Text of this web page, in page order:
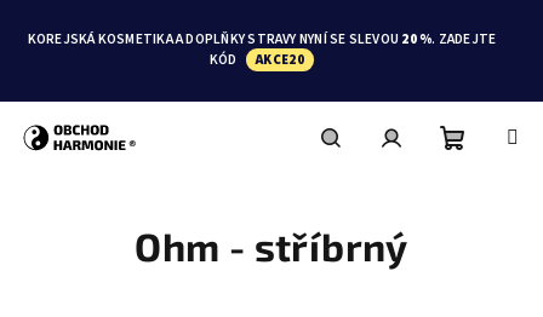
KOREJSKÁ KOSMETIKA A DOPLŇKY STRAVY NYNÍ SE SLEVOU 20 %. ZADEJTE
KÓD
AKCE20
Ohm - stříbrný